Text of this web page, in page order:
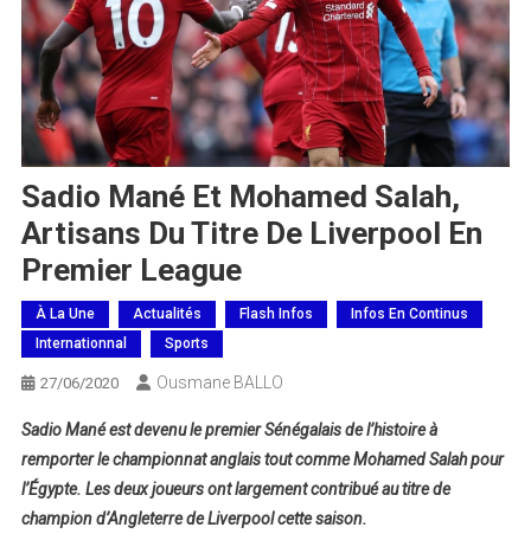
Sadio Mané Et Mohamed Salah,
Artisans Du Titre De Liverpool En
Premier League
À La Une Actualités Flash Infos
Infos En Continus
Internationnal
Sports
27/06/2020 Ousmane BALLO
Sadio Mané est devenu le premier Sénégalais de l’histoire à
remporter le championnat anglais tout comme Mohamed Salah pour
l’Égypte. Les deux joueurs ont largement contribué au titre de
champion d’Angleterre de Liverpool cette saison.